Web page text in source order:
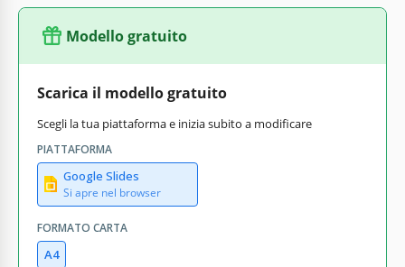
Modello gratuito
Scarica il modello gratuito
Scegli la tua piattaforma e inizia subito a modificare
PIATTAFORMA
Google Slides
Si apre nel browser
FORMATO CARTA
A4